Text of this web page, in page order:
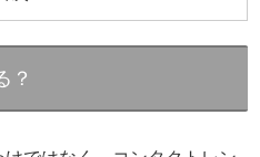
？